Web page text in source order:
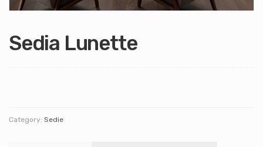
Sedia Lunette
Category: Sedie